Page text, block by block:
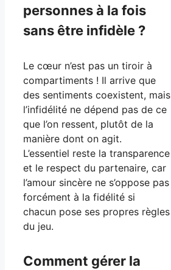
personnes à la fois
sans être infidèle ?
Le cœur n’est pas un tiroir à
compartiments ! Il arrive que
des sentiments coexistent, mais
l’infidélité ne dépend pas de ce
que l’on ressent, plutôt de la
manière dont on agit.
L’essentiel reste la transparence
et le respect du partenaire, car
l’amour sincère ne s’oppose pas
forcément à la fidélité si
chacun pose ses propres règles
du jeu.
Comment gérer la